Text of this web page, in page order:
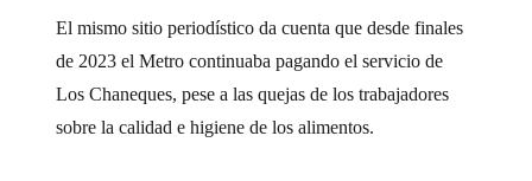
El mismo sitio periodístico da cuenta que desde finales
de 2023 el Metro continuaba pagando el servicio de
Los Chaneques, pese a las quejas de los trabajadores
sobre la calidad e higiene de los alimentos.